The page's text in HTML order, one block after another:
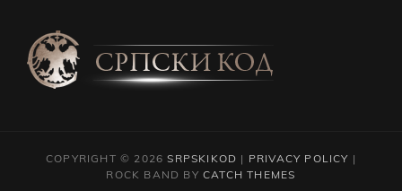
COPYRIGHT © 2026SRPSKIKOD | PRIVACY POLICY |
ROCK BAND BYCATCH THEMES